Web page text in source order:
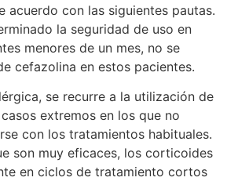
acuerdo con las siguientes pautas.
la seguridad de uso en
menores de un mes, no se
cefazolina en estos pacientes.
se recurre a la utilización de
extremos en los que no
con los tratamientos habituales.
son muy eficaces, los corticoides
en ciclos de tratamiento cortos